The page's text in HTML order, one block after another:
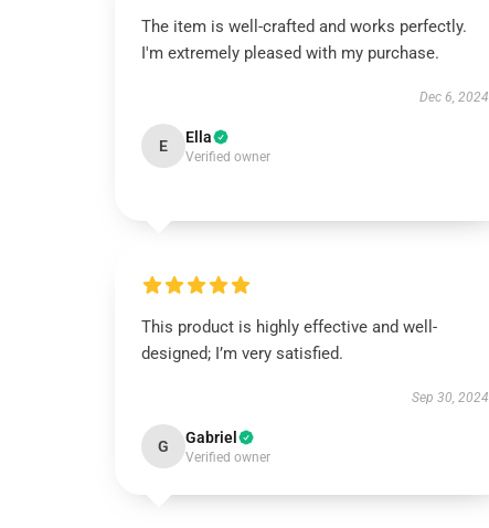
The item is well-crafted and works perfectly.
I'm extremely pleased with my purchase.
Dec 6, 2024
E Ella
Verified owner
This product is highly effective and well-
designed; I’m very satisfied.
Sep 30, 2024
G Gabriel
Verified owner